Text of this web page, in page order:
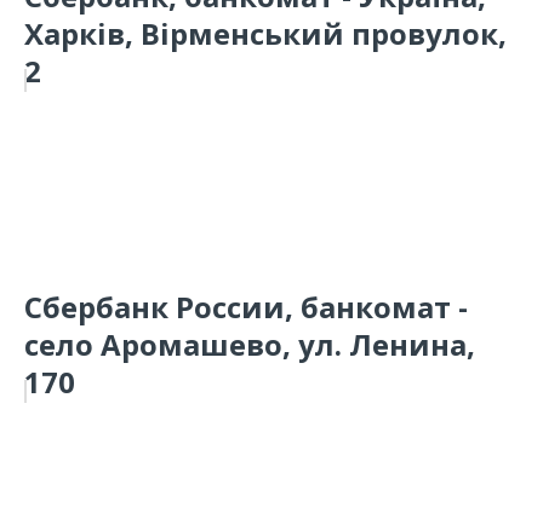
Харків, Вірменський провулок,
2
Сбербанк России, банкомат -
село Аромашево, ул. Ленина,
170